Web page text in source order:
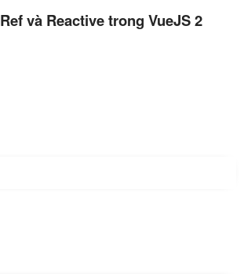
Ref và Reactive trong VueJS 2